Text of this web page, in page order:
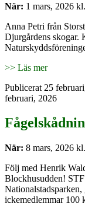
När: 1 mars, 2026
Anna Petri från
Djurgårdens skogar.
>> Läs mer
Publicerat 25
februari, 2026
När: 8 mars, 2026
Följ med Henrik
Blockhusudden!
ickemedlemmar 100